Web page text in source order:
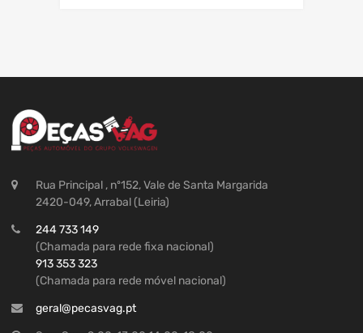
Rua Principal , nº152, Vale de Santa Margarida
2420-049, Arrabal (Leiria)
244 733 149
(Chamada para rede fixa nacional)
913 353 323
(Chamada para rede móvel nacional)
geral@pecasvag.pt